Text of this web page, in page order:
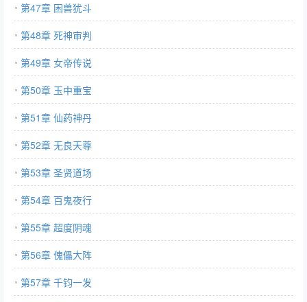
第47章 困兽犹斗
第48章 死神审判
第49章 女帝传说
第50章 玉中重宝
第51章 仙药神丹
第52章 无良天尊
第53章 圣贤道场
第54章 百鬼夜行
第55章 超度阴魂
第56章 傀儡大阵
第57章 千钧一发